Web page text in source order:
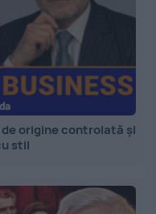
origine controlată și
stil